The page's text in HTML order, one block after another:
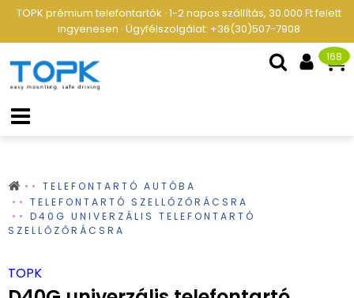
TOPK prémium telefontartók · 1-2 napos szállítás, 30.000 Ft felett
ingyenesen · Ügyfélszolgálat: +36(30)507-7908
168
TELEFONTARTÓ AUTÓBA
TELEFONTARTÓ SZELLŐZŐRÁCSRA
D40G UNIVERZÁLIS TELEFONTARTÓ
SZELLŐZŐRÁCSRA
TOPK